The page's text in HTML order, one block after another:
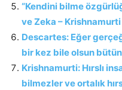
“Kendini bilme
ve Zeka – Krishnamurti
Descartes: Eğer
bir kez bile olsun
Krishnamurti: Hırslı
bilmezler ve ortalık